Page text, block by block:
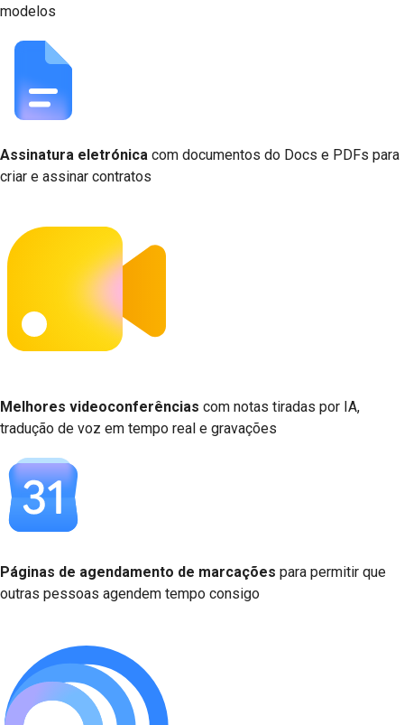
modelos
Assinatura eletrónica com documentos do Docs e PDFs para
criar e assinar contratos
Melhores videoconferências com notas tiradas por IA,
tradução de voz em tempo real e gravações
Páginas de agendamento de marcações para permitir que
outras pessoas agendem tempo consigo